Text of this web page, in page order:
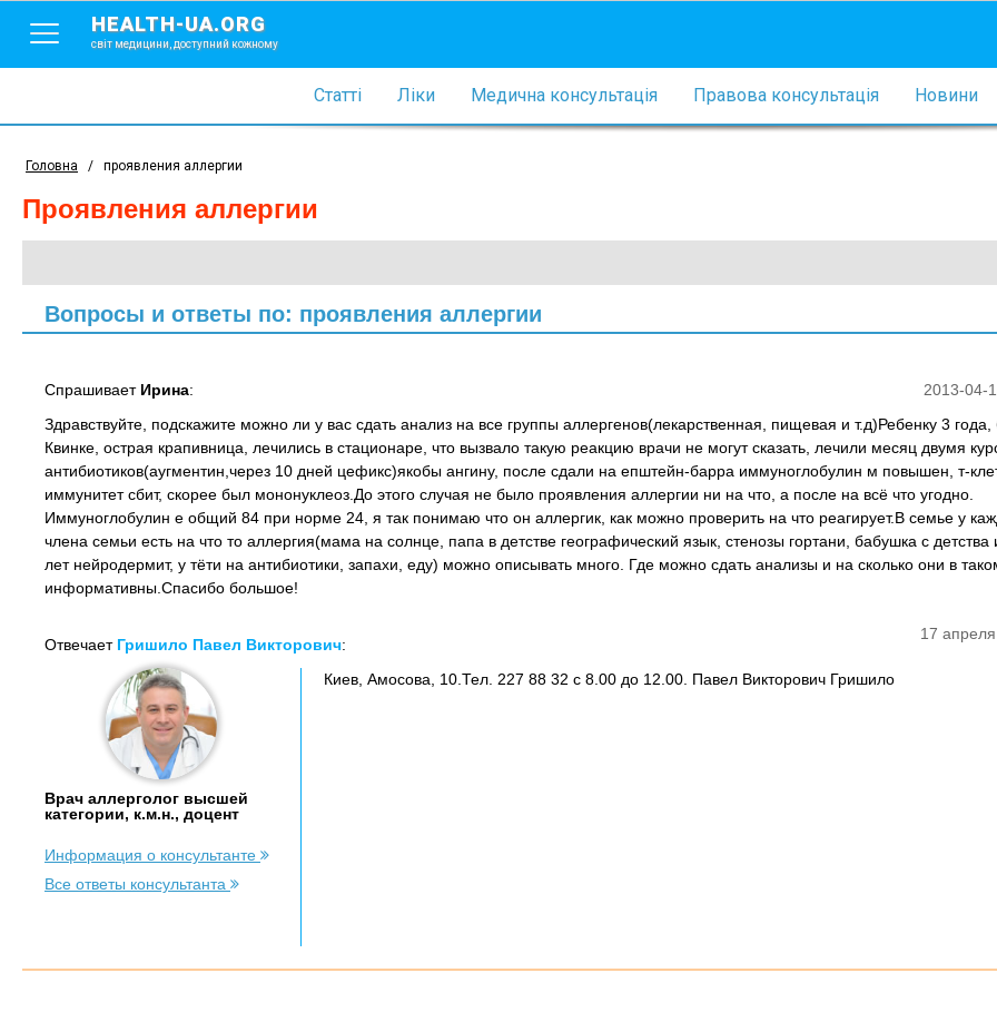
HEALTH-UA.ORG
світ медицини, доступний кожному
Статті Ліки Медична консультація Правова консультація Новини
Головна / проявления аллергии
проявления аллергии
Вопросы и ответы по: проявления аллергии
2013-04-
Спрашивает Ирина:
Здравствуйте, подскажите можно ли у вас сдать анализ на все группы аллергенов(лекарственная, пищевая и т.д)Ребенку 3 года,
Квинке, острая крапивница, лечились в стационаре, что вызвало такую реакцию врачи не могут сказать, лечили месяц двумя
антибиотиков(аугментин,через 10 дней цефикс)якобы ангину, после сдали на епштейн-барра иммуноглобулин м повышен, т-
иммунитет сбит, скорее был мононуклеоз.До этого случая не было проявления аллергии ни на что, а после на всё что угодно.
Иммуноглобулин е общий 84 при норме 24, я так понимаю что он аллергик, как можно проверить на что реагирует.В семье у
члена семьи есть на что то аллергия(мама на солнце, папа в детстве географический язык, стенозы гортани, бабушка с детства
лет нейродермит, у тёти на антибиотики, запахи, еду) можно описывать много. Где можно сдать анализы и на сколько они в
информативны.Спасибо большое!
17
Отвечает Гришило Павел Викторович:
Врач аллерголог высшей
категории, к.м.н., доцент
Информация о консультанте
Все ответы консультанта
Киев, Амосова, 10.Тел. 227 88 32 с 8.00 до 12.00. Павел Викторович Гришило